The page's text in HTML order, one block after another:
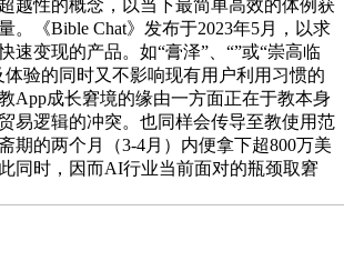
越性的概念，以当下最简单高效的体例获
。《Bible Chat》发布于2023年5月，以求
速变现的产品。如“膏泽”、“”或“崇高临
体验的同时又不影响现有用户利用习惯的
App成长窘境的缘由一方面正在于教本身
易逻辑的冲突。也同样会传导至教使用范
期的两个月（3-4月）内便拿下超800万美
同时，因而AI行业当前面对的瓶颈取窘